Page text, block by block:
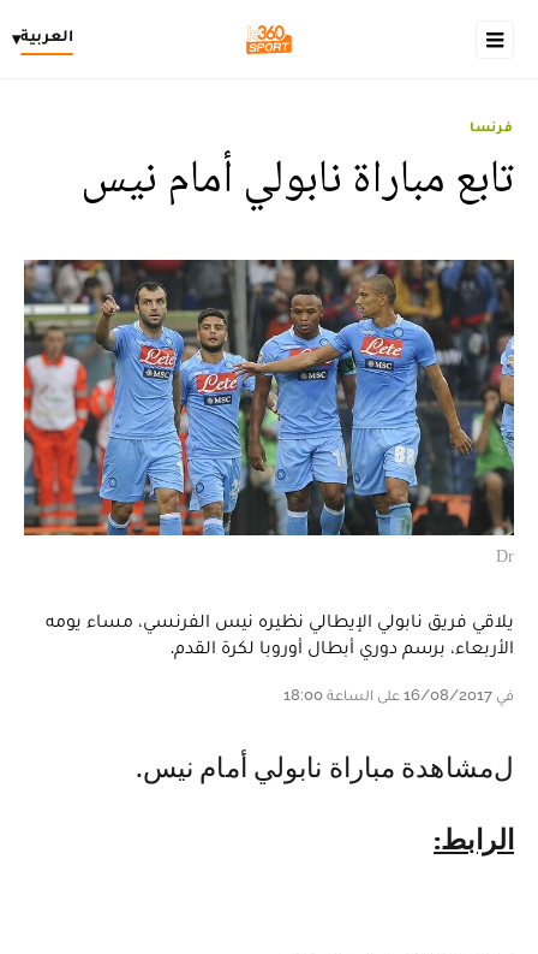
العربية▾
فرنسا
تابع مباراة نابولي أمام نيس
Dr
يلاقي فريق نابولي الإيطالي نظيره نيس الفرنسي، مساء يومه
الأربعاء، برسم دوري أبطال أوروبا لكرة القدم.
في 16/08/2017 على الساعة 18:00
لمشاهدة مباراة نابولي أمام نيس.
الرابط: